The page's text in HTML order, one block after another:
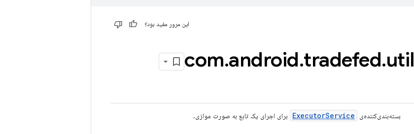
این مرور مفید بود؟
com.android.tradefed.util
بسته‌بندی‌کننده‌ی ExecutorService برای اجرای یک تابع به صورت موازی.